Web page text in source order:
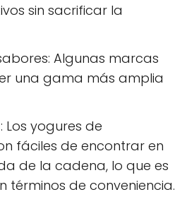
sin sacrificar la
Algunas marcas
una gama más amplia
Los yogures de
fáciles de encontrar en
de la cadena, lo que es
términos de conveniencia.